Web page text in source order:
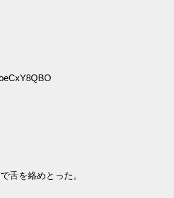
舌を絡めとった。